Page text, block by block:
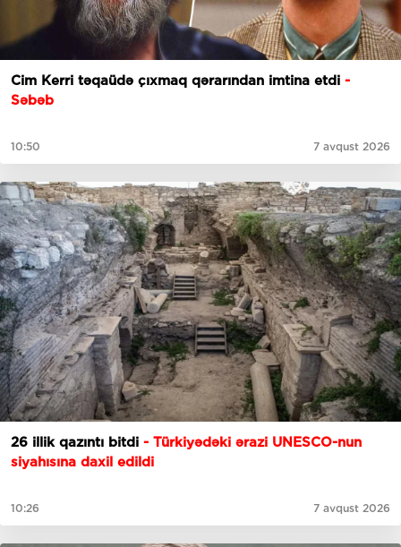
Cim Kerri təqaüdə çıxmaq qərarından imtina etdi -
Səbəb
10:50 7 avqust 2026
26 illik qazıntı bitdi - Türkiyədəki ərazi UNESCO-nun
siyahısına daxil edildi
10:26 7 avqust 2026